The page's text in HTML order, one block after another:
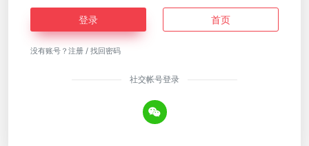
登录 首页
没有账号？ 注册 / 找回密码
社交帐号登录